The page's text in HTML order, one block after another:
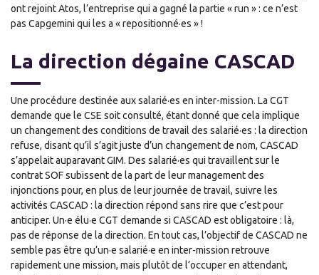
ont rejoint Atos, l’entreprise qui a gagné la partie « run » : ce n’est
pas Capgemini qui les a « repositionné·es » !
La direction dégaine CASCAD
Une procédure destinée aux salarié·es en inter-mission. La CGT
demande que le CSE soit consulté, étant donné que cela implique
un changement des conditions de travail des salarié·es : la direction
refuse, disant qu’il s’agit juste d’un changement de nom, CASCAD
s’appelait auparavant GIM. Des salarié·es qui travaillent sur le
contrat SOF subissent de la part de leur management des
injonctions pour, en plus de leur journée de travail, suivre les
activités CASCAD : la direction répond sans rire que c’est pour
anticiper. Un·e élu·e CGT demande si CASCAD est obligatoire : là,
pas de réponse de la direction. En tout cas, l’objectif de CASCAD ne
semble pas être qu’un·e salarié·e en inter-mission retrouve
rapidement une mission, mais plutôt de l’occuper en attendant,